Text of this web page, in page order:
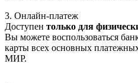
3. Онлайн-платеж
Доступен только для
Вы можете воспользоваться
карты всех основных
МИР.